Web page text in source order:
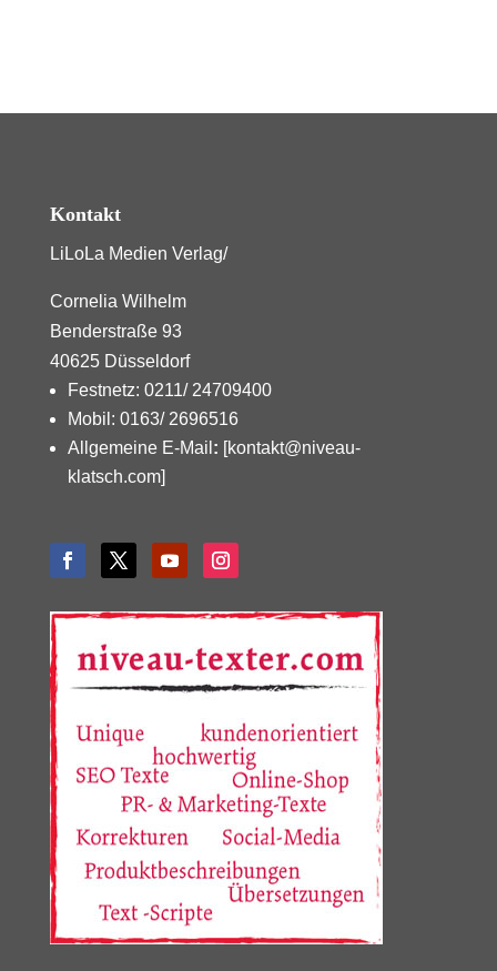
Kontakt
LiLoLa Medien Verlag/
Cornelia Wilhelm
Benderstraße 93
40625 Düsseldorf
Festnetz: 0211/ 24709400
Mobil: 0163/ 2696516
Allgemeine E-Mail : [kontakt@niveau-
klatsch.com]